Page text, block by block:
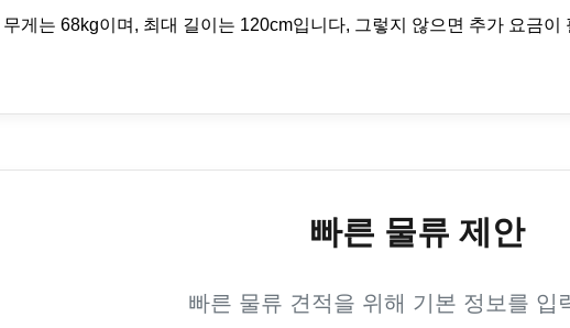
게는 68kg이며, 최대 길이는 120cm입니다, 그렇지 않으면 추가 요금
빠른 물류 제안
빠른 물류 견적을 위해 기본 정보를 입